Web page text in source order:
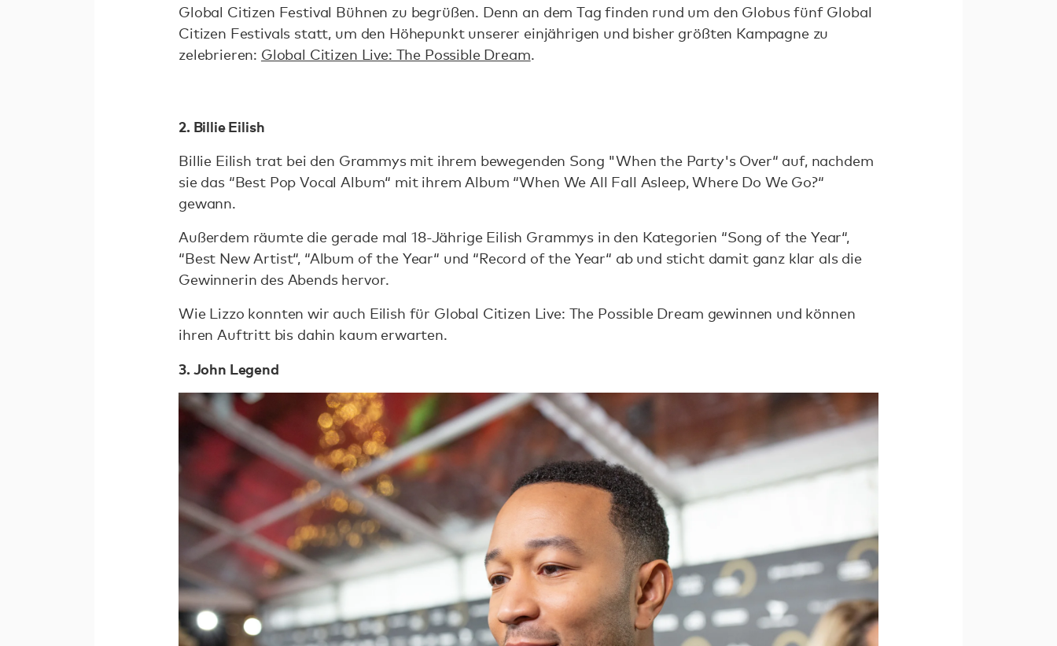
Global Citizen Festival Bühnen zu begrüßen. Denn an dem Tag finden rund um den Globus fünf Global
Citizen Festivals statt, um den Höhepunkt unserer einjährigen und bisher größten Kampagne zu
zelebrieren: Global Citizen Live: The Possible Dream.
2. Billie Eilish
Billie Eilish trat bei den Grammys mit ihrem bewegenden Song "When the Party's Over“ auf, nachdem
sie das “Best Pop Vocal Album“ mit ihrem Album “When We All Fall Asleep, Where Do We Go?“
gewann.
Außerdem räumte die gerade mal 18-Jährige Eilish Grammys in den Kategorien “Song of the Year“,
“Best New Artist“, “Album of the Year“ und “Record of the Year“ ab und sticht damit ganz klar als die
Gewinnerin des Abends hervor.
Wie Lizzo konnten wir auch Eilish für Global Citizen Live: The Possible Dream gewinnen und können
ihren Auftritt bis dahin kaum erwarten.
3. John Legend